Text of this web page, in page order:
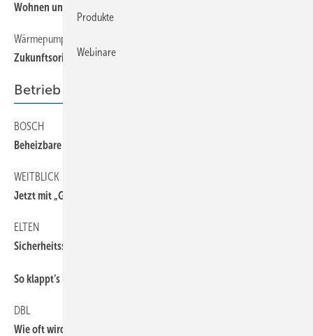
Wohnen und Lernen mit Zukunft
Wärmepumpen und Wohnungsstationen
Zukunftsorientierte Wärmeversorgung
Betrieb + Organisation
BOSCH
Beheizbare Jacke, Hoodie und Weste
WEIT BLICK
Jetzt mit „Grünem Knopf“
ELTEN
Sicherheit sschuhe für Frauen
So klappt’s besser mit dem Steuerberater
DBL
Wie oft wird neue Berufskleidung benötigt?
Produkte
Webinare